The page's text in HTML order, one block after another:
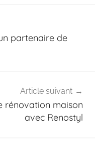
partenaire de
Article suivant
rénovation maison
avec Renostyl